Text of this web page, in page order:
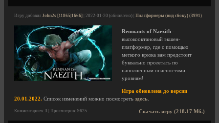
Игру добавил John2s [11865|1666] | 2022-01-20 (обновлено) | Платформеры (вид сбоку) (3991)
Remnants of Naezith -
высокооктановый экшен-
платформер, где с помощью
меткого крюка вам предстоит
буквально пролетать по
наполненным опасностями
уровням!
Игра обновлена до версии
20.01.2022. Список изменений можно посмотреть здесь
Скачать игру (218.17 Мб.)
Комментариев: 3 | Просмотров: 9625